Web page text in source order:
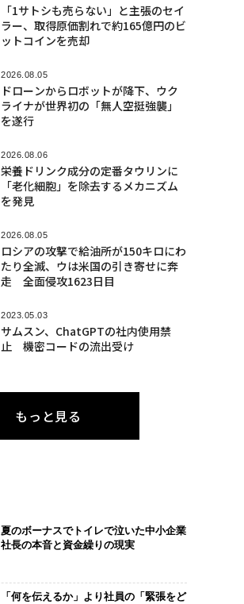
「1サトシも売らない」と主張のセイ
ラー、取得原価割れで約165億円のビ
ットコインを売却
2026.08.05
ドローンからロボットが降下、ウク
ライナが世界初の「無人空挺強襲」
を遂行
2026.08.06
栄養ドリンク成分の定番タウリンに
「老化細胞」を除去するメカニズム
を発見
2026.08.05
ロシアの攻撃で給油所が150キロにわ
たり全滅、ウは米国の引き寄せに奔
走 全面侵攻1623日目
2023.05.03
サムスン、ChatGPTの社内使用禁
止 機密コードの流出受け
もっと見る
夏のボーナスでトイレで泣いた中小企業
社長の本音と資金繰りの現実
「何を伝えるか」より社員の「緊張をど